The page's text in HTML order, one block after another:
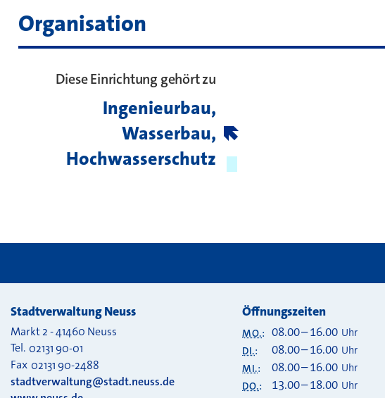
Organisation
Diese Einrichtung gehört zu
Ingenieurbau,
Wasserbau,
Hochwasserschutz
Stadtverwaltung Neuss
Markt 2-41460 Neuss
Tel. 02131 90-01
Fax 02131 90-2488
stadtverwaltung@stadt.neuss.de
Öffnungszeiten
MO.: 08.00–16.00 Uhr
DI.: 08.00–16.00 Uhr
MI.: 08.00–16.00 Uhr
DO.: 13.00–18.00 Uhr